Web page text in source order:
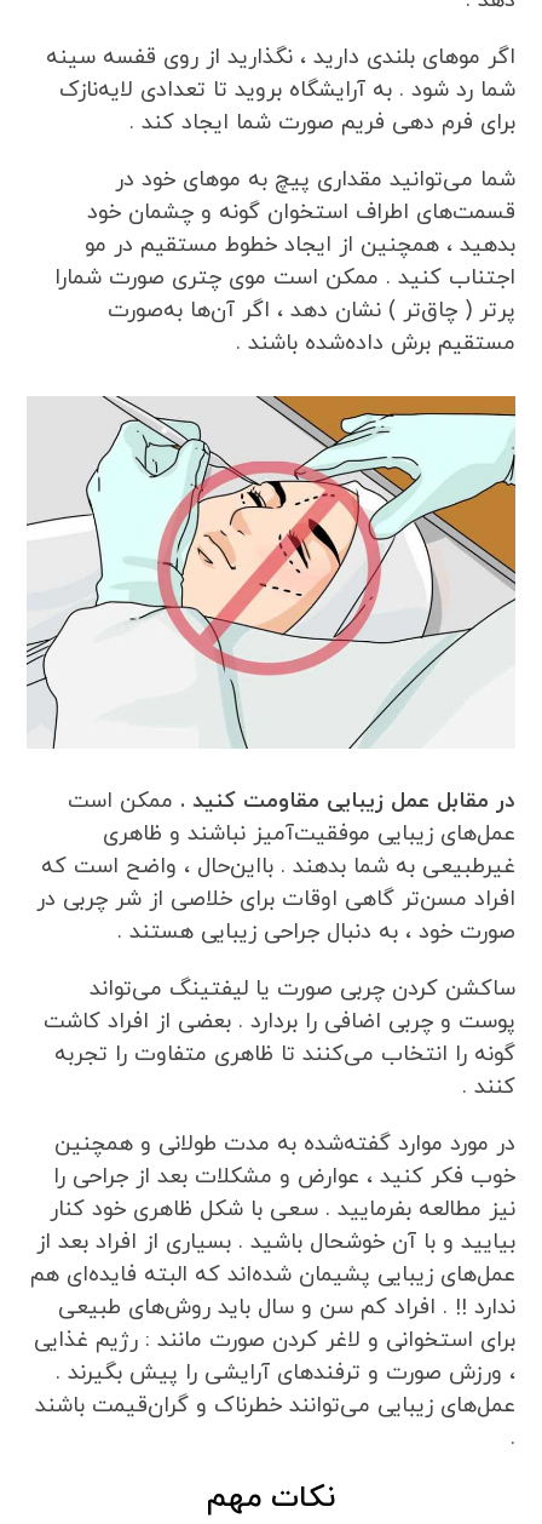
اگر موهای بلندی دارید ، نگذارید از روی قفسه سینه
شما رد شود . به آرایشگاه بروید تا تعدادی لایه‌نازک
برای فرم دهی فریم صورت شما ایجاد کند .
شما می‌توانید مقداری پیچ به موهای خود در
قسمت‌های اطراف استخوان گونه و چشمان خود
بدهید ، همچنین از ایجاد خطوط مستقیم در مو
اجتناب کنید . ممکن است موی چتری صورت شمارا
پرتر ( چاق‌تر ) نشان دهد ، اگر آن‌ها به‌صورت
مستقیم برش داده‌شده باشند .
در مقابل عمل زیبایی مقاومت کنید . ممکن است
عمل‌های زیبایی موفقیت‌آمیز نباشند و ظاهری
غیرطبیعی به شما بدهند . بااین‌حال ، واضح است که
افراد مسن‌تر گاهی اوقات برای خلاصی از شر چربی در
صورت خود ، به دنبال جراحی زیبایی هستند .
ساکشن کردن چربی صورت یا لیفتینگ می‌تواند
پوست و چربی اضافی را بردارد . بعضی از افراد کاشت
گونه را انتخاب می‌کنند تا ظاهری متفاوت را تجربه
کنند .
در مورد موارد گفته‌شده به مدت طولانی و همچنین
خوب فکر کنید ، عوارض و مشکلات بعد از جراحی را
نیز مطالعه بفرمایید . سعی با شکل ظاهری خود کنار
بیایید و با آن خوشحال باشید . بسیاری از افراد بعد از
عمل‌های زیبایی پشیمان شده‌اند که البته فایده‌ای هم
ندارد !! . افراد کم سن و سال باید روش‌های طبیعی
برای استخوانی و لاغر کردن صورت مانند : رژیم غذایی
، ورزش صورت و ترفندهای آرایشی را پیش بگیرند .
عمل‌های زیبایی می‌توانند خطرناک و گران‌قیمت باشند
.
نکات مهم